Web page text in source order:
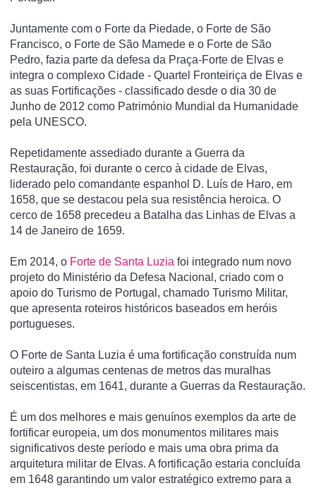
Juntamente com o Forte da Piedade, o Forte de São
Francisco, o Forte de São Mamede e o Forte de São
Pedro, fazia parte da defesa da Praça-Forte de Elvas e
integra o complexo Cidade - Quartel Fronteiriça de Elvas e
as suas Fortificações - classificado desde o dia 30 de
Junho de 2012 como Património Mundial da Humanidade
pela UNESCO.
Repetidamente assediado durante a Guerra da
Restauração, foi durante o cerco à cidade de Elvas,
liderado pelo comandante espanhol D. Luí­s de Haro, em
1658, que se destacou pela sua resistência heroica. O
cerco de 1658 precedeu a Batalha das Linhas de Elvas a
14 de Janeiro de 1659.
Em 2014, o Forte de Santa Luzia foi integrado num novo
projeto do Ministério da Defesa Nacional, criado com o
apoio do Turismo de Portugal, chamado Turismo Militar,
que apresenta roteiros históricos baseados em heróis
portugueses.
O Forte de Santa Luzia é uma fortificação construída num
outeiro a algumas centenas de metros das muralhas
seiscentistas, em 1641, durante a Guerras da Restauração.
É um dos melhores e mais genuínos exemplos da arte de
fortificar europeia, um dos monumentos militares mais
significativos deste período e mais uma obra prima da
arquitetura militar de Elvas. A fortificação estaria concluída
em 1648 garantindo um valor estratégico extremo para a